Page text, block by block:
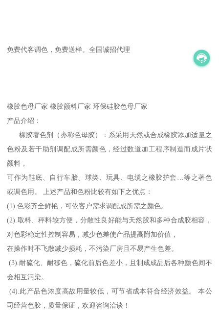
免费代客调色，免费送样。全国诚招代理
橡胶色母厂家 橡胶颜料厂家 环保硅胶色母厂家
产品介绍：
橡胶著色剂（亦称色母胶）：系采用天然或合成橡胶添加适量之
色粉及若干助剂调配成所需颜色，经过数道加工程序制造而成片状
颜料，
可作为鞋底、自行车胎、球类、玩具、电缆之橡胶护套…等之著色
或调色用。 上述产品和色粉比较有如下之优点：
(1).色彩齐全鲜艳，可依客户需求调配成所需之颜色。
(2).取料、秤料较方便，分散性良好能与天然胶和多种合成胶相容，
对色彩稳定性控制容易，减少色差使产品提高附加价值，
在操作时不飞散减少损耗，不污染厂房且不易产生色差。
(3).耐硫化、耐移色，硫化前后色差小，且制成成品后各种颜色间不
会相互污染。
(4).此产品色浓度高故用量较低，可节省成本符合经济效益。 本公
司经营色胶，质量保证，欢迎咨询洽谈！